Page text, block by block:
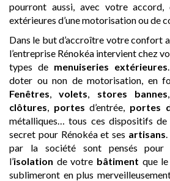
pourront aussi, avec votre
extérieures d’une motorisation ou de
Dans le but d’accroître votre confort
l’entreprise Rénokéa intervient chez
types de menuiseries extérieures
doter ou non de motorisation, en
Fenêtres,volets, stores bannes
clôtures, portes d’entrée, portes
métalliques… tous ces dispositifs de
secret pour Rénokéa et ses artisans
par la société sont pensés pour
l’isolation de votre bâtiment que
sublimeront en plus